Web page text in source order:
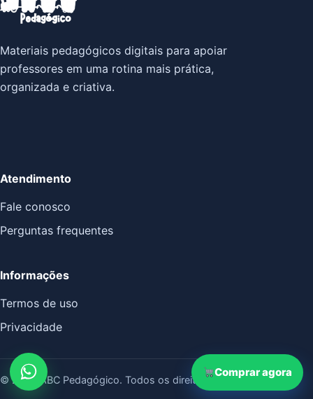
Materiais pedagógicos digitais para apoiar
professores em uma rotina mais prática,
organizada e criativa.
Atendimento
Fale conosco
Perguntas frequentes
Informações
Termos de uso
Privacidade
© 2026 ABC Pedagógico. Todos os direitos reservados.
Comprar agora